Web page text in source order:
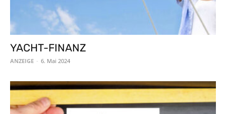
YACHT-FINANZ
ANZEIGE - 6. Mai 2024